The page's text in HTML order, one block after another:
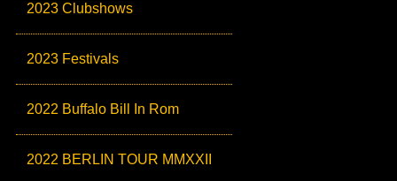
2023 Clubshows
2023 Festivals
2022 Buffalo Bill In Rom
2022 BERLIN TOUR MMXXII